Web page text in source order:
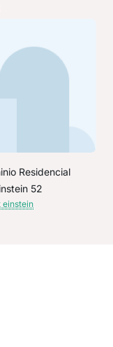
Residencial
52
einstein